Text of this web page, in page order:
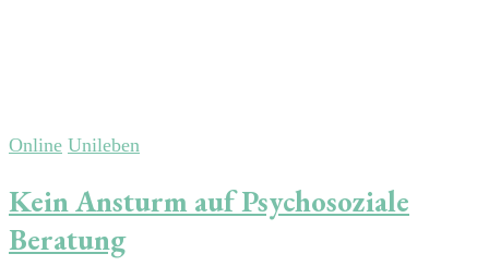
Online Unileben
Kein Ansturm auf Psychosoziale
Beratung